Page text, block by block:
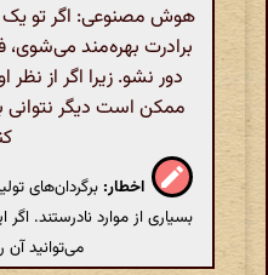
هوش مصنوعی: اگر تو
برادرت بهره‌مند می‌شوی،
دور نشو. زیرا اگر از نظر
ممکن است دیگر
اخطار: برگردان‌های
بسیاری از موارد نادرستند.
می‌توانید آن